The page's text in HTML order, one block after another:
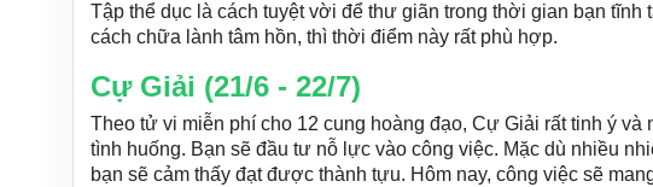
Tập thể dục là cách tuyệt vời để thư giãn trong thời gian bạn tĩnh
cách chữa lành tâm hồn, thì thời điểm này rất phù hợp.
Cự Giải (21/6 - 22/7)
Theo tử vi miễn phí cho 12 cung hoàng đạo, Cự Giải rất tinh ý
tình huống. Bạn sẽ đầu tư nỗ lực vào công việc. Mặc dù nhiều
bạn sẽ cảm thấy đạt được thành tựu. Hôm nay, công việc sẽ